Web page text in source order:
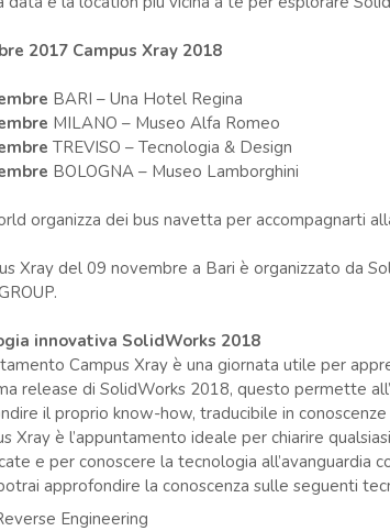
2017 Campus Xray 2018
BARI – Una Hotel Regina
MILANO – Museo Alfa Romeo
TREVISO – Tecnologia & Design
BOLOGNA – Museo Lamborghini
organizza dei bus navetta per accompagnarti
Xray del 09 novembre a Bari è organizzato da
innovativa SolidWorks 2018
Campus Xray è una giornata utile per
release di SolidWorks 2018, questo permette
il proprio know-how, traducibile in
Xray è l’appuntamento ideale per chiarire
e per conoscere la tecnologia all’avanguardia
approfondire la conoscenza sulle seguenti
Engineering